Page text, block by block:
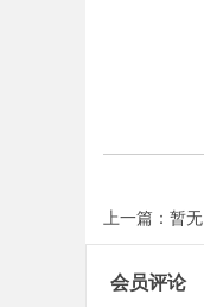
上一篇：暂无
会员评论